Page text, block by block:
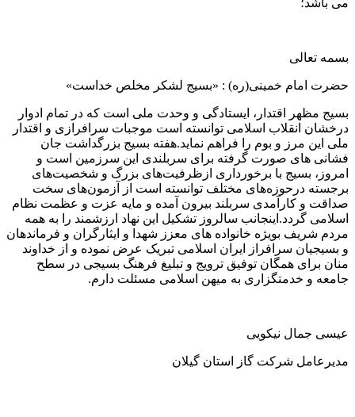
بسمه تعالی
حضرت امام خمینی(ره) : «بسیج لشکر مخلص خداست»
بسیج مظهر اقتدار، ایستادگی و وحدت ملی است که در تمام ادوار
درخشان انقلاب اسلامی توانسته است موجبات سرافرازی و اقتدار
ملی این مرز و بوم را فراهم نماید.هفته بسیج بزرگداشت جان
فشانی های صورت گرفته برای سربلندی این سرزمین است و
امروز، بسیج با برخورداری ازظرفیت‌های بزرگ و شخصیت‌های
برجسته درحوزه‌های مختلف توانسته است از آزمون‌های سخت
صداقت و کارآمدی سربلند بیرون آمده و مایه عزت و عظمت نظام
اسلامی گردد.اینجانب سالروز تشکیل این نهاد ارزشمند را به همه
مردم شریف بویژه خانواده های معزز شهدا و ایثارگران و فرماندهان
و بسیجیان سرافراز ایران اسلامی تبریک عرض نموده و از خداوند
منان برای همگان توفیق ترویج و تبلیغ فرهنگ بسیجی در سطح
جامعه و خدمتگزاری به میهن اسلامی مسئلت دارم.
عیسی جمال نیکویی
مدیرعامل شرکت گاز استان گیلان